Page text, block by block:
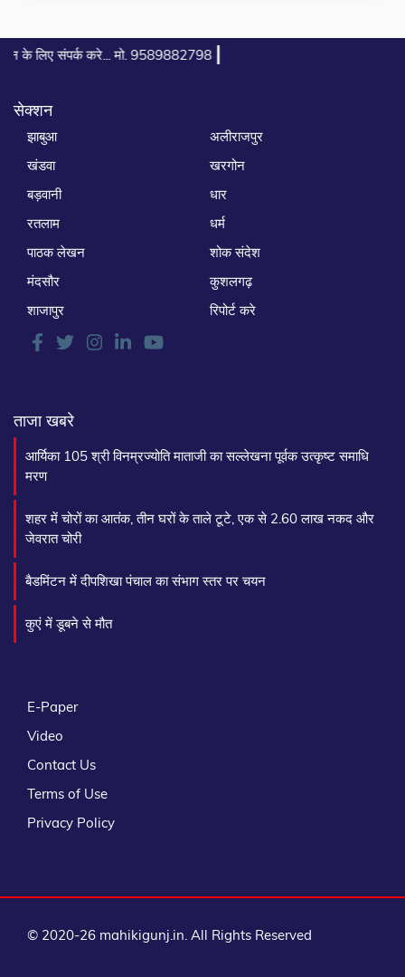
मो. 9589882798|
सेक्शन
झाबुआ
अलीराजपुर
खंडवा
खरगोन
बड़वानी
धार
रतलाम
धर्म
पाठक लेखन
शोक संदेश
मंदसौर
कुशलगढ़
शाजापुर
रिपोर्ट करे
ताजा खबरे
आर्यिका 105 श्री विनम्रज्योति माताजी का सल्लेखना पूर्वक उत्कृष्ट समाधि
मरण
शहर में चोरों का आतंक, तीन घरों के ताले टूटे, एक से 2.60 लाख नकद और
जेवरात चोरी
बैडमिंटन में दीपशिखा पंचाल का संभाग स्तर पर चयन
कुएं में डूबने से मौत
E-Paper
Video
Contact Us
Terms of Use
Privacy Policy
© 2020-26 mahikigunj.in. All Rights Reserved